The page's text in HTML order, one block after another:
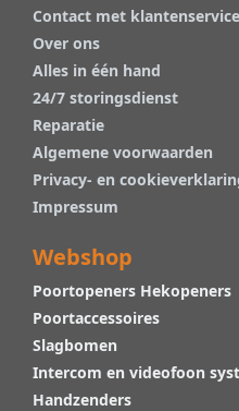
Contact met klantenservice
Over ons
Alles in één hand
24/7 storingsdienst
Reparatie
Algemene voorwaarden
Privacy- en
Impressum
Webshop
Poortopeners Hekopeners
Poortaccessoires
Slagbomen
Intercom en videofoon
Handzenders